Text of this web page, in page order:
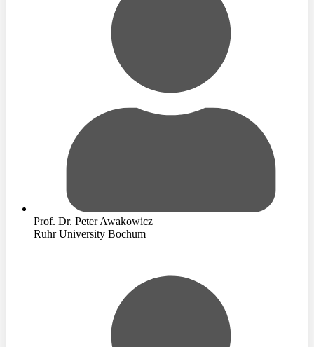
Prof. Dr. Peter Awakowicz
Ruhr University Bochum